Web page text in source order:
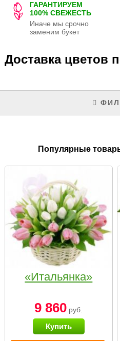
ГАРАНТИРУЕМ
100% СВЕЖЕСТЬ
Иначе мы срочно
заменим букет
Доставка цветов
Популярные
«Итальянка»
9 860 руб.
Купить